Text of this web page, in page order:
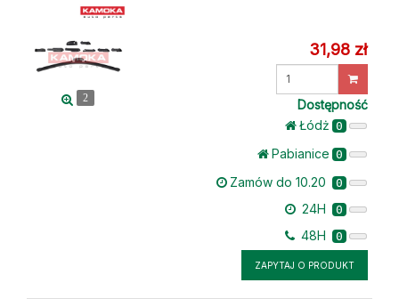
2
31,98 zł
Wprowadź
Dostępność
Łódż 0
Pabianice 0
Zamów do 10.20 0
24H 0
48H 0
ZAPYTAJ O PRODUKT